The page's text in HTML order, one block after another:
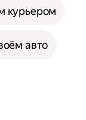
курьером
авто